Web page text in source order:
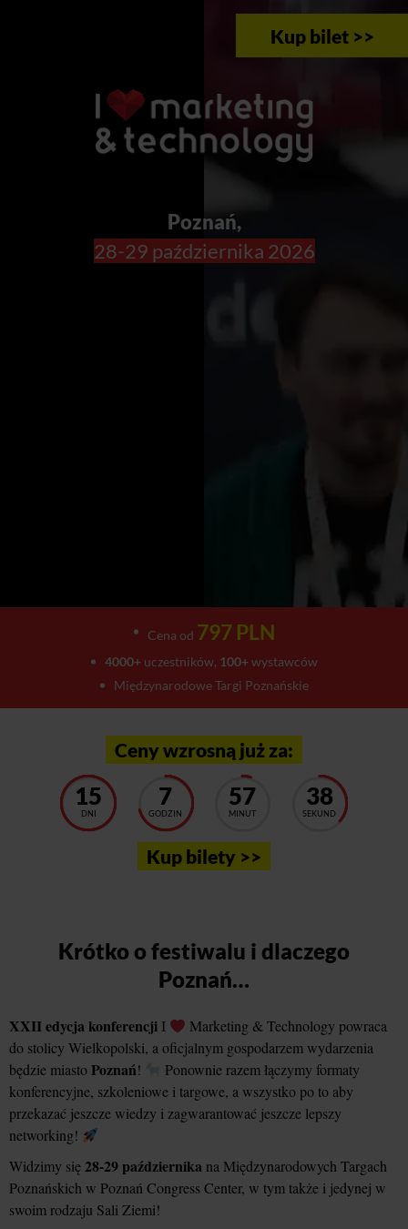
Kup bilet >>
Poznań,
28-29 października 2026
Cena od 797 PLN
4000+uczestników, 100+wystawców
Międzynarodowe Targi Poznańskie
Ceny wzrosną już za:
15
DNI
7
GODZIN
57
MINUT
34
SEKUND
Kup bilety >>
Krótko o festiwalu i dlaczego
Poznań…
XXII edycja konferencji I
Marketing & Technology powraca
do stolicy Wielkopolski, a oficjalnym gospodarzem wydarzenia
będzie miasto Poznań!
Ponownie razem łączymy formaty
konferencyjne, szkoleniowe i targowe, a wszystko po to aby
przekazać jeszcze wiedzy i zagwarantować jeszcze lepszy
networking!
Widzimy się28-29 października na Międzynarodowych Targach
Poznańskich w Poznań Congress Center, w tym także i jedynej w
swoim rodzaju Sali Ziemi!